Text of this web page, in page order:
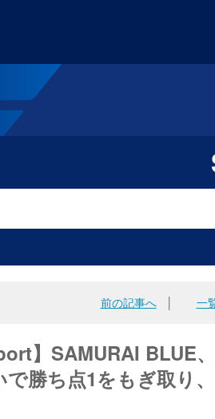
前の記事へ│ 一
】SAMURAI BLUE
勝ち点1をもぎ取り